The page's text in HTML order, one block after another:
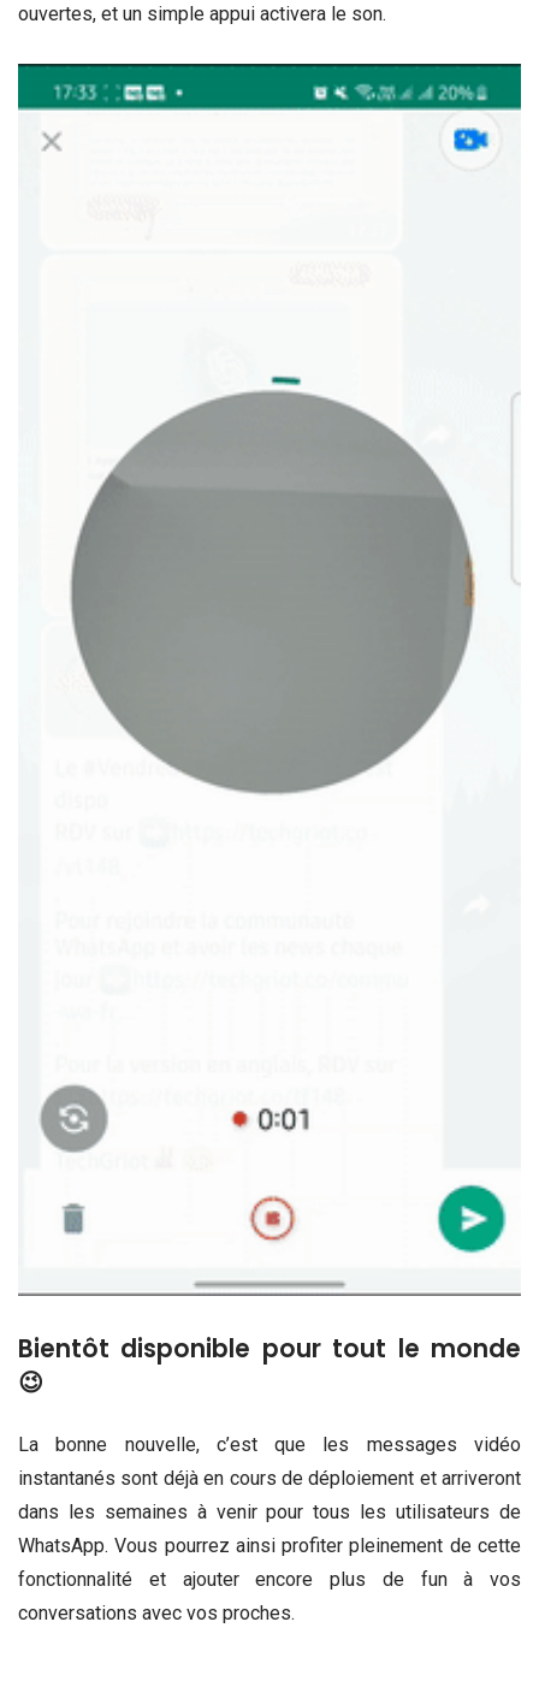
ouvertes, et un simple appui activera le son.
Bientôt disponible pour tout le monde
😉
La bonne nouvelle, c’est que les messages vidéo
instantanés sont déjà en cours de déploiement et arriveront
dans les semaines à venir pour tous les utilisateurs de
WhatsApp. Vous pourrez ainsi profiter pleinement de cette
fonctionnalité et ajouter encore plus de fun à vos
conversations avec vos proches.